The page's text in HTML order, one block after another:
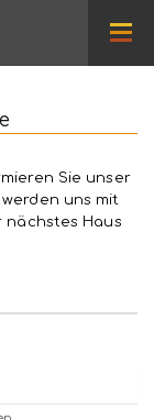
Sie unser
uns mit
nächstes Haus